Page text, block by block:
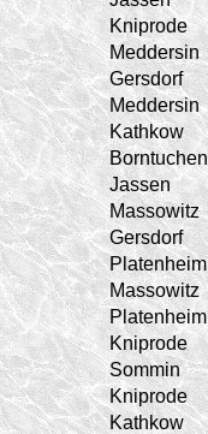
Kniprode
Meddersin
Gersdorf
Meddersin
Kathkow
Borntuchen
Jassen
Massowitz
Gersdorf
Platenheim
Massowitz
Platenheim
Kniprode
Sommin
Kniprode
Kathkow